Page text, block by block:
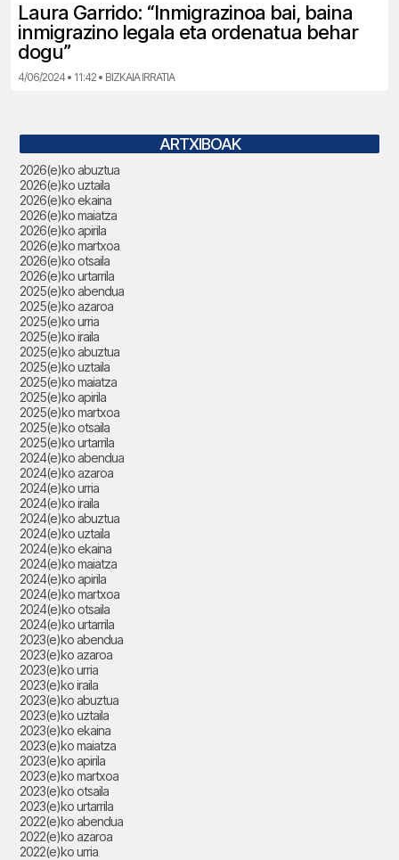
Laura Garrido: “Inmigrazinoa bai, baina
inmigrazino legala eta ordenatua behar
dogu”
4/06/2024 • 11:42 • BIZKAIA IRRATIA
ARTXIBOAK
2026(e)ko abuztua
2026(e)ko uztaila
2026(e)ko ekaina
2026(e)ko maiatza
2026(e)ko apirila
2026(e)ko martxoa
2026(e)ko otsaila
2026(e)ko urtarrila
2025(e)ko abendua
2025(e)ko azaroa
2025(e)ko urria
2025(e)ko iraila
2025(e)ko abuztua
2025(e)ko uztaila
2025(e)ko maiatza
2025(e)ko apirila
2025(e)ko martxoa
2025(e)ko otsaila
2025(e)ko urtarrila
2024(e)ko abendua
2024(e)ko azaroa
2024(e)ko urria
2024(e)ko iraila
2024(e)ko abuztua
2024(e)ko uztaila
2024(e)ko ekaina
2024(e)ko maiatza
2024(e)ko apirila
2024(e)ko martxoa
2024(e)ko otsaila
2024(e)ko urtarrila
2023(e)ko abendua
2023(e)ko azaroa
2023(e)ko urria
2023(e)ko iraila
2023(e)ko abuztua
2023(e)ko uztaila
2023(e)ko ekaina
2023(e)ko maiatza
2023(e)ko apirila
2023(e)ko martxoa
2023(e)ko otsaila
2023(e)ko urtarrila
2022(e)ko abendua
2022(e)ko azaroa
2022(e)ko urria